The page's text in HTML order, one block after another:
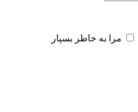
مرا به خاطر بسپار